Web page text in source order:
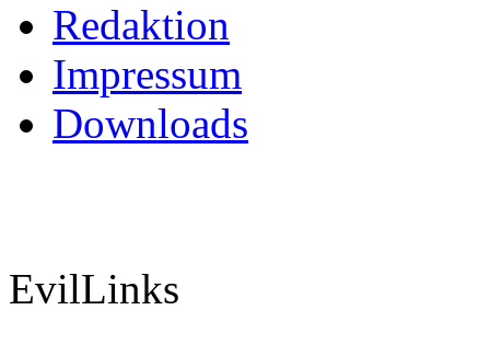
Redaktion
Impressum
Downloads
EvilLinks